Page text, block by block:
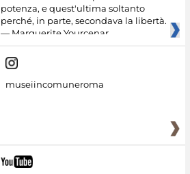
potenza, e quest'ultima soltanto
perché, in parte, secondava la libertà.
— Marguerite Yourcenar
museiincomuneroma